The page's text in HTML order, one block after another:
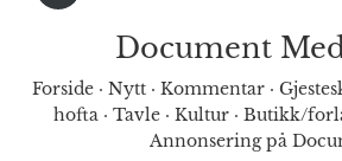
Document
Forside · Nytt · Kommentar ·
hofta· Tavle· Kultur· Butikk/
Annonsering på